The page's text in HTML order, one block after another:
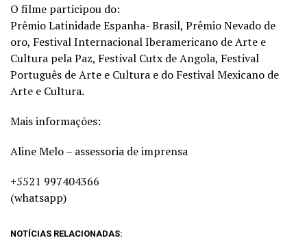
O filme participou do:
Prêmio Latinidade Espanha- Brasil, Prêmio Nevado de
oro, Festival Internacional Iberamericano de Arte e
Cultura pela Paz, Festival Cutx de Angola, Festival
Português de Arte e Cultura e do Festival Mexicano de
Arte e Cultura.
Mais informações:
Aline Melo – assessoria de imprensa
+5521 997404366
(whatsapp)
NOTÍCIAS RELACIONADAS: